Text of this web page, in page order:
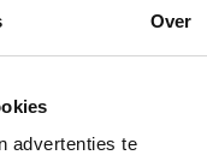
Over
advertenties te
terug en
wij uw Huawei
voldoende